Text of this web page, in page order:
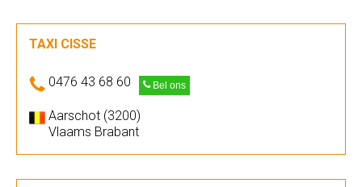
TAXI CISSE
0476 43 68 60 Bel ons
Aarschot (3200)
Vlaams Brabant